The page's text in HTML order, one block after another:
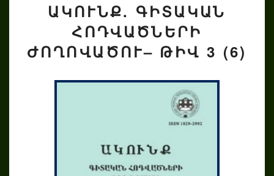
ԱԿՈՒՆՔ. ԳԻՏԱԿԱՆ
ՀՈԴՎԱԾՆԵՐԻ
ԺՈՂՈՎԱԾՈՒ– ԹԻՎ 3 (6)